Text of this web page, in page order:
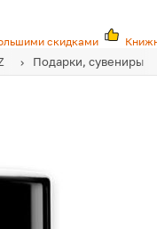
скидками
Подарки, сувениры